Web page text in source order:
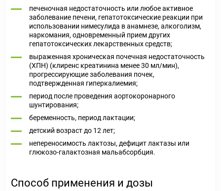
печеночная недостаточность или любое активное
заболевание печени, гепатотоксические реакции при
использовании нимесулида в анамнезе, алкоголизм,
наркомания, одновременный прием других
гепатотоксических лекарственных средств;
выраженная хроническая почечная недостаточность
(ХПН) (клиренс креатинина менее 30 мл/мин),
прогрессирующие заболевания почек,
подтвержденная гиперкалиемия;
период после проведения аортокоронарного
шунтирования;
беременность, период лактации;
детский возраст до 12 лет;
непереносимость лактозы, дефицит лактазы или
глюкозо-галактозная мальабсорбция.
Способ применения и дозы